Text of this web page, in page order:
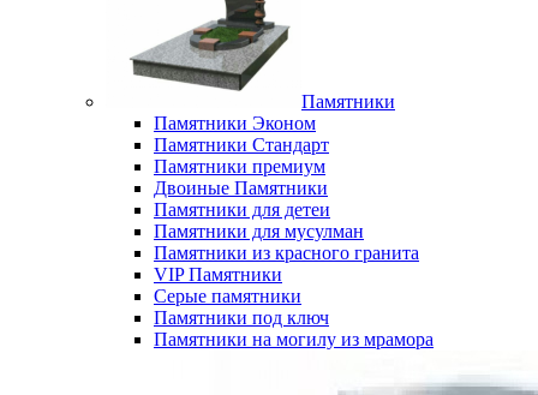
Памятники
Памятники Эконом
Памятники Стандарт
Памятники премиум
Двоиные Памятники
Памятники для детеи
Памятники для мусулман
Памятники из красного гранита
VIP Памятники
Серые памятники
Памятники под ключ
Памятники на могилу из мрамора